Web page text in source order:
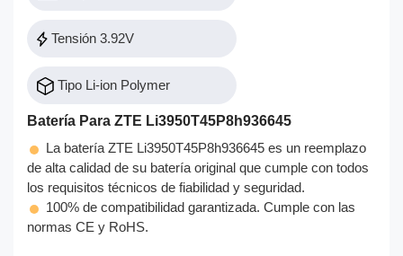
Tensión 3.92V
Tipo Li-ion Polymer
Batería Para ZTE Li3950T45P8h936645
La batería ZTE Li3950T45P8h936645 es un reemplazo
de alta calidad de su batería original que cumple con todos
los requisitos técnicos de fiabilidad y seguridad.
100% de compatibilidad garantizada. Cumple con las
normas CE y RoHS.